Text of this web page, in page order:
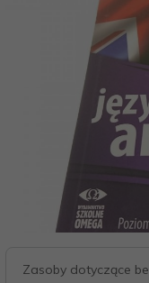
Zasoby dotyczące